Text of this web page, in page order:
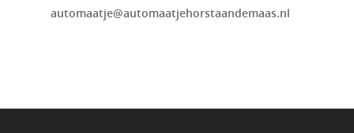
automaatje@automaatjehorstaandemaas.nl